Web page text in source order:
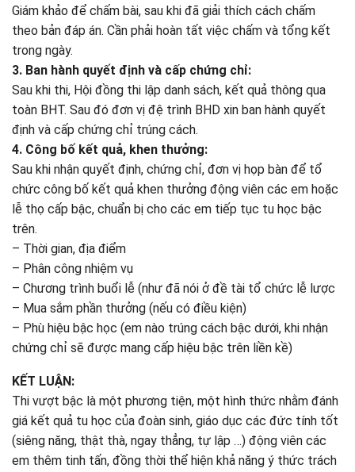
Giám khảo để chấm bài, sau khi đã giải thích cách chấm
theo bản đáp án. Cần phải hoàn tất việc chấm và tổng kết
trong ngày.
3. Ban hành quyết định và cấp chứng chỉ:
Sau khi thi, Hội đồng thi lập danh sách, kết quả thông qua
toàn BHT. Sau đó đơn vị đệ trình BHD xin ban hành quyết
định và cấp chứng chỉ trúng cách.
4. Công bố kết quả, khen thưởng:
Sau khi nhận quyết định, chứng chỉ, đơn vị họp bàn để tổ
chức công bố kết quả khen thưởng động viên các em hoặc
lễ thọ cấp bậc, chuẩn bị cho các em tiếp tục tu học bậc
trên.
– Thời gian, địa điểm
– Phân công nhiệm vụ
– Chương trình buổi lễ (như đã nói ở đề tài tổ chức lễ lược
– Mua sắm phần thưởng (nếu có điều kiện)
– Phù hiệu bậc học (em nào trúng cách bậc dưới, khi nhận
chứng chỉ sẽ được mang cấp hiệu bậc trên liền kề)
KẾT LUẬN:
Thi vượt bậc là một phương tiện, một hình thức nhằm đánh
giá kết quả tu học của đoàn sinh, giáo dục các đức tính tốt
(siêng năng, thật thà, ngay thẳng, tự lập …) động viên các
em thêm tinh tấn, đồng thời thể hiện khả năng ý thức trách